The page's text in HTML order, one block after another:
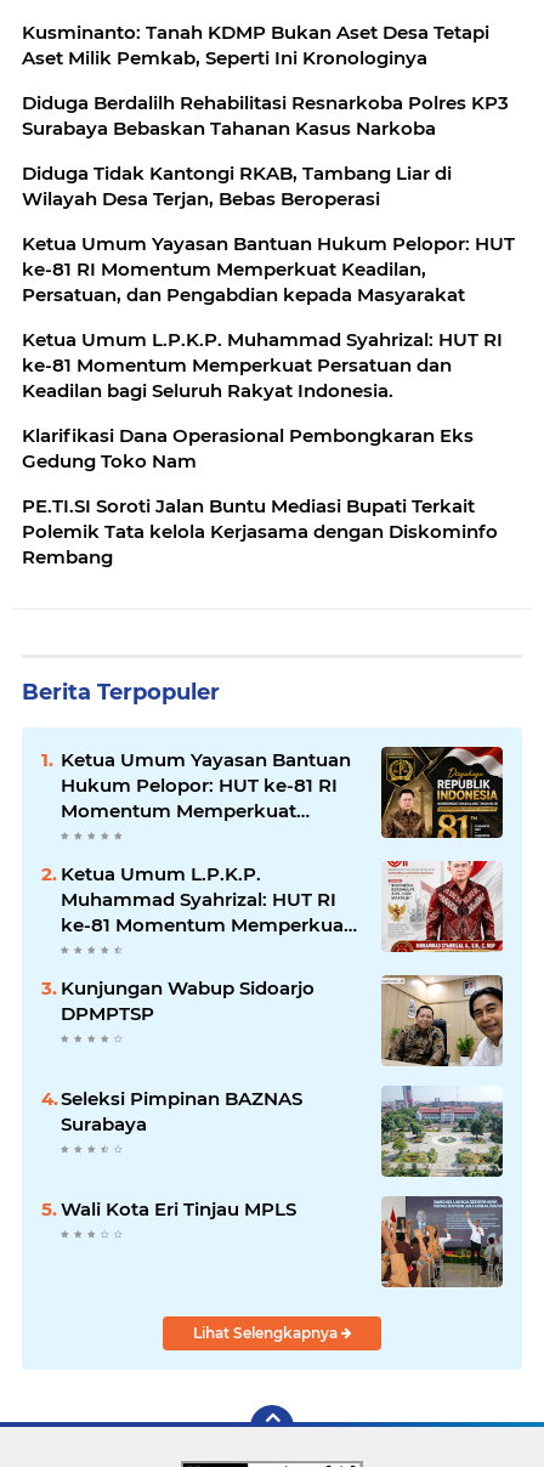
Kusminanto: Tanah KDMP Bukan Aset Desa Tetapi
Aset Milik Pemkab, Seperti Ini Kronologinya
Diduga Berdalilh Rehabilitasi Resnarkoba Polres KP3
Surabaya Bebaskan Tahanan Kasus Narkoba
Diduga Tidak Kantongi RKAB, Tambang Liar di
Wilayah Desa Terjan, Bebas Beroperasi
Ketua Umum Yayasan Bantuan Hukum Pelopor: HUT
ke-81 RI Momentum Memperkuat Keadilan,
Persatuan, dan Pengabdian kepada Masyarakat
Ketua Umum L.P.K.P. Muhammad Syahrizal: HUT RI
ke-81 Momentum Memperkuat Persatuan dan
Keadilan bagi Seluruh Rakyat Indonesia.
Klarifikasi Dana Operasional Pembongkaran Eks
Gedung Toko Nam
PE.TI.SI Soroti Jalan Buntu Mediasi Bupati Terkait
Polemik Tata kelola Kerjasama dengan Diskominfo
Rembang
Berita Terpopuler
Ketua Umum Yayasan Bantuan
Hukum Pelopor: HUT ke-81 RI
Momentum Memperkuat
Keadilan, Persatuan, dan
Ketua Umum L.P.K.P.
Muhammad Syahrizal: HUT RI
ke-81 Momentum Memperkuat
Persatuan dan Keadilan bagi
Kunjungan Wabup Sidoarjo
DPMPTSP
Seleksi Pimpinan BAZNAS
Surabaya
Wali Kota Eri Tinjau MPLS
Lihat Selengkapnya